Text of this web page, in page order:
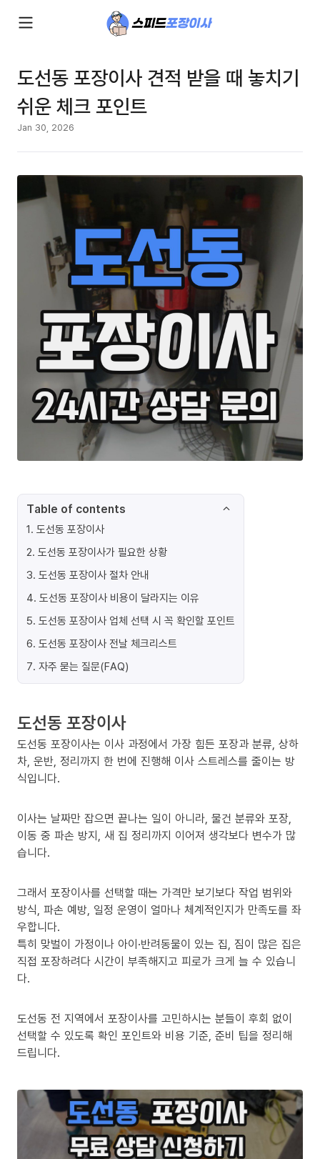
도선동 포장이사 견적 받을 때 놓치기
쉬운 체크 포인트
Jan 30, 2026
Table of contents
1. 도선동 포장이사
2. 도선동 포장이사가 필요한 상황
3. 도선동 포장이사 절차 안내
4. 도선동 포장이사 비용이 달라지는 이유
5. 도선동 포장이사 업체 선택 시 꼭 확인할 포인트
6. 도선동 포장이사 전날 체크리스트
7. 자주 묻는 질문(FAQ)
도선동 포장이사
도선동 포장이사는 이사 과정에서 가장 힘든 포장과 분류, 상하
차, 운반, 정리까지 한 번에 진행해 이사 스트레스를 줄이는 방
식입니다.
이사는 날짜만 잡으면 끝나는 일이 아니라, 물건 분류와 포장,
이동 중 파손 방지, 새 집 정리까지 이어져 생각보다 변수가 많
습니다.
그래서 포장이사를 선택할 때는 가격만 보기보다 작업 범위와
방식, 파손 예방, 일정 운영이 얼마나 체계적인지가 만족도를 좌
우합니다.
특히 맞벌이 가정이나 아이·반려동물이 있는 집, 짐이 많은 집은
직접 포장하려다 시간이 부족해지고 피로가 크게 늘 수 있습니
다.
도선동 전 지역에서 포장이사를 고민하시는 분들이 후회 없이
선택할 수 있도록 확인 포인트와 비용 기준, 준비 팁을 정리해
드립니다.